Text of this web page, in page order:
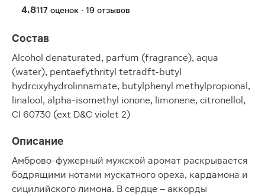
4.8117 оценок · 19 отзывов
Состав
Alcohol denaturated, parfum (fragrance), aqua
(water), рentaefythrityl tetradft-butyl
hydrcixyhydrolinnamate, butylphenyl methylpropional,
linalool, alpha-isomethyl ionone, limonene, citronellol,
CI 60730 (ext D&C violet 2)
Описание
Амброво-фужерный мужской аромат раскрывается
бодрящими нотами мускатного ореха, кардамона и
сицилийского лимона. В сердце – аккорды